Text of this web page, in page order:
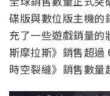
碟版與數位版主機的
充了一些遊戲銷量的
斯摩拉斯》銷售超過
時空裂縫》銷售數量